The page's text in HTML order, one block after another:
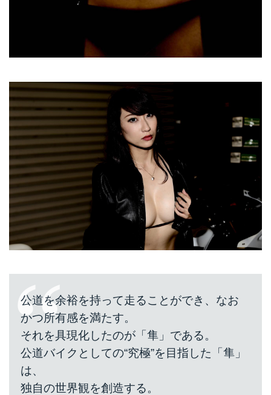
公道を余裕を持って走ることができ、なお
かつ所有感を満たす。
それを具現化したのが「隼」である。
公道バイクとしての“究極”を目指した「隼」
は、
独自の世界観を創造する。